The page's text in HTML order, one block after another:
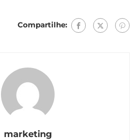
Compartilhe:
marketing